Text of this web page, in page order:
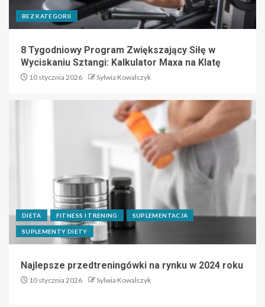
BEZ KATEGORII
8 Tygodniowy Program Zwiększający Siłę w
Wyciskaniu Sztangi: Kalkulator Maxa na Klatę
10 stycznia 2026 Sylwia Kowalczyk
DIETA FITNESS I TRENING SUPLEMENTACJA
SUPLEMENTY DIETY
Najlepsze przedtreningówki na rynku w 2024 roku
10 stycznia 2026 Sylwia Kowalczyk